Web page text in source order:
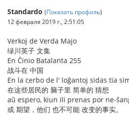
Standardo (Показать профиль)
12 февраля 2019 г., 2:51:05
Verkoj de Verda Majo
绿川英子 文集
En Ĉinio Batalanta 255
战斗在 中国
En la cerbo de l' loĝantoj sidas tia
在这些居民的 脑子里 简单的 猜想
aŭ espero, kiun ili prenas por ne-
或 期望，他们 也不可能 改变的事实。